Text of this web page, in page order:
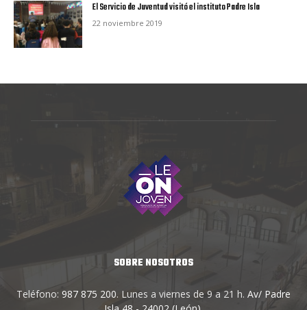
El Servicio de Juventud visitó el instituto Padre Isla
22 noviembre 2019
SOBRE NOSOTROS
Teléfono: 987 875 200. Lunes a viernes de 9 a 21 h. Av/ Padre